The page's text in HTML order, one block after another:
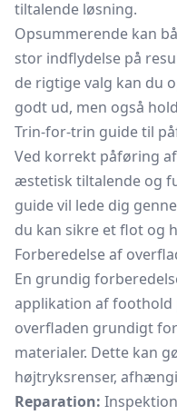
tiltalende løsning.
Opsummerende kan
stor indflydelse på
de rigtige valg kan du
godt ud, men også
Trin-for-trin guide til
Ved korrekt påføring
æstetisk tiltalende og
guide vil lede dig
du kan sikre et flot og
Forberedelse af
En grundig
applikation af foothold
overfladen grundigt
materialer. Dette kan
højtryksrenser,
Reparation: